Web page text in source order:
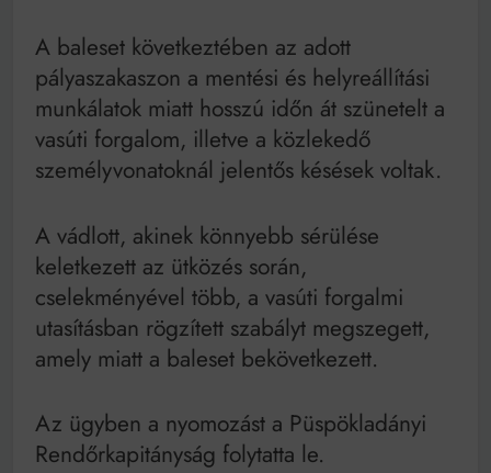
A baleset következtében az adott
pályaszakaszon a mentési és helyreállítási
munkálatok miatt hosszú időn át szünetelt a
vasúti forgalom, illetve a közlekedő
személyvonatoknál jelentős késések voltak.
A vádlott, akinek könnyebb sérülése
keletkezett az ütközés során,
cselekményével több, a vasúti forgalmi
utasításban rögzített szabályt megszegett,
amely miatt a baleset bekövetkezett.
Az ügyben a nyomozást a Püspökladányi
Rendőrkapitányság folytatta le.